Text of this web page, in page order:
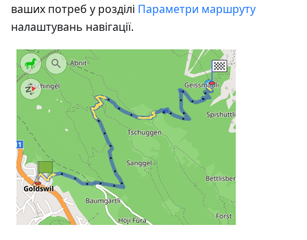
ваших потреб у розділі Параметри маршруту
налаштувань навігації.